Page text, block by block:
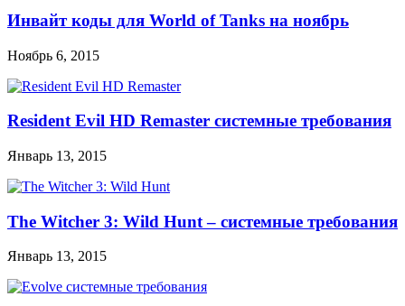
Инвайт коды для World of Tanks на ноябрь
Ноябрь 6, 2015
Resident Evil HD Remaster системные требования
Январь 13, 2015
The Witcher 3: Wild Hunt – системные требования
Январь 13, 2015